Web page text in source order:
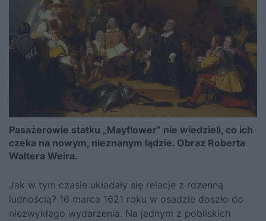
Pasażerowie statku „Mayflower” nie wiedzieli, co ich
czeka na nowym, nieznanym lądzie. Obraz Roberta
Waltera Weira.
Jak w tym czasie układały się relacje z rdzenną
ludnością? 16 marca 1621 roku w osadzie doszło do
niezwykłego wydarzenia. Na jednym z pobliskich